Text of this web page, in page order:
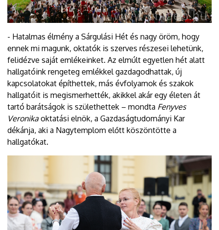
- Hatalmas élmény a Sárgulási Hét és nagy öröm, hogy
ennek mi magunk, oktatók is szerves részesei lehetünk,
felidézve saját emlékeinket. Az elmúlt egyetlen hét alatt
hallgatóink rengeteg emlékkel gazdagodhattak, új
kapcsolatokat építhettek, más évfolyamok és szakok
hallgatóit is megismerhették, akikkel akár egy életen át
tartó barátságok is születhettek – mondta Fenyves
Veronika oktatási elnök, a Gazdaságtudományi Kar
dékánja, aki a Nagytemplom előtt köszöntötte a
hallgatókat.